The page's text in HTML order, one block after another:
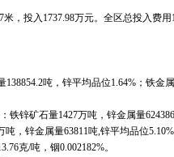
投入1737.98万元。全区总投入费用
吨，锌平均品位1.64%；铁金属
锌矿石量1427万吨，锌金属量
，锌金属量63811吨,锌平均品位5.10%
克/吨，铟0.002182%。